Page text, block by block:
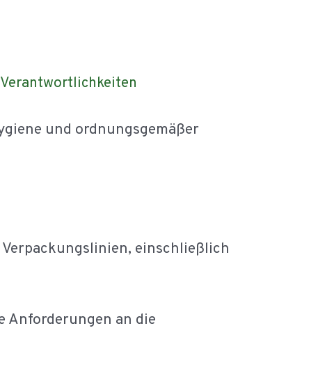
und ordnungsgemäßer
einschließlich
Anforderungen an die